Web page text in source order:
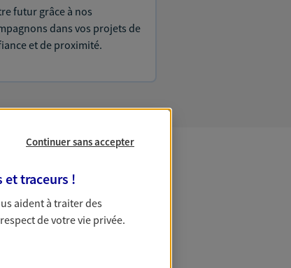
futur grâce à nos
dans vos projets de
et de proximité.
Continuer sans accepter
et traceurs !
aident à traiter des
de votre vie privée.